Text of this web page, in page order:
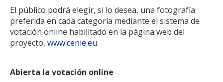
El público podrá elegir, si lo desea, una fotografía
preferida en cada categoría mediante el sistema de
votación online habilitado en la página web del
proyecto, www.cenie.eu.
Abierta la votación online